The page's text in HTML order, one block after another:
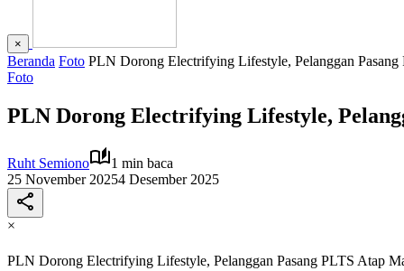
×
Beranda Foto PLN Dorong Electrifying Lifestyle, Pelanggan
Foto
PLN Dorong Electrifying Lifestyle,
Ruht Semiono
1 min baca
25 November 20254 Desember 2025
×
PLN Dorong Electrifying Lifestyle, Pelanggan Pasang PLTS Atap